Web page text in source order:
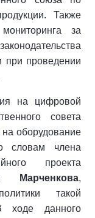
Также
за
при проведении
на цифровой
совета
оборудование
словам члена
проекта
Марченкова,
такой
ходе данного